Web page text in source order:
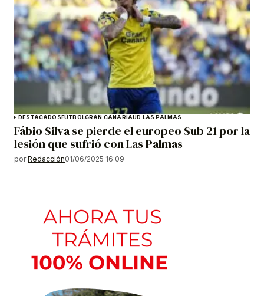
DESTACADOSFÚTBOLGRAN CANARIAUD LAS PALMAS
Fábio Silva se pierde el europeo Sub 21 por la
lesión que sufrió con Las Palmas
por Redacción01/06/2025 16:09